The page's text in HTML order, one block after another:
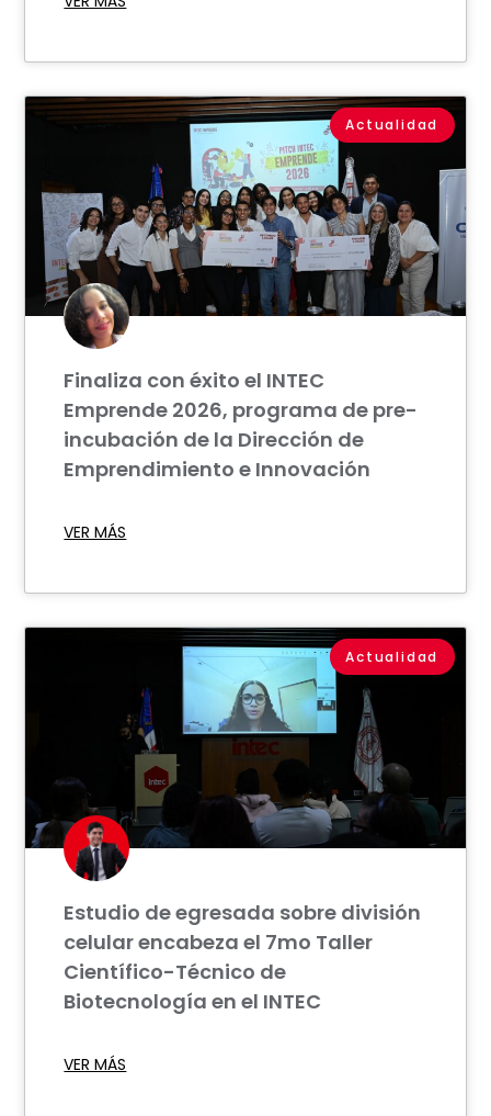
Actualidad
Finaliza con éxito el INTEC
Emprende 2026, programa de pre-
incubación de la Dirección de
Emprendimiento e Innovación
VER MÁS
Actualidad
Estudio de egresada sobre división
celular encabeza el 7mo Taller
Científico-Técnico de
Biotecnología en el INTEC
VER MÁS